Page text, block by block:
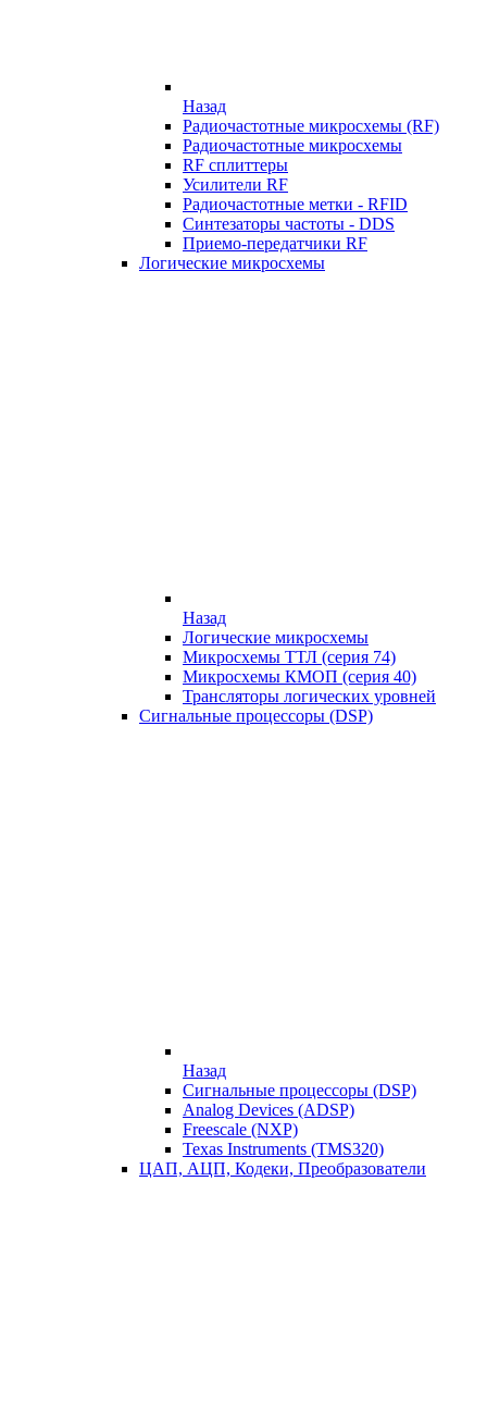
Назад
Радиочастотные микросхемы (RF)
Радиочастотные микросхемы
RF сплиттеры
Усилители RF
Радиочастотные метки - RFID
Синтезаторы частоты - DDS
Приемо-передатчики RF
Логические микросхемы
Назад
Логические микросхемы
Микросхемы ТТЛ (серия 74)
Микросхемы КМОП (серия 40)
Трансляторы логических уровней
Сигнальные процессоры (DSP)
Назад
Сигнальные процессоры (DSP)
Analog Devices (ADSP)
Freescale (NXP)
Texas Instruments (TMS320)
ЦАП, АЦП, Кодеки, Преобразователи